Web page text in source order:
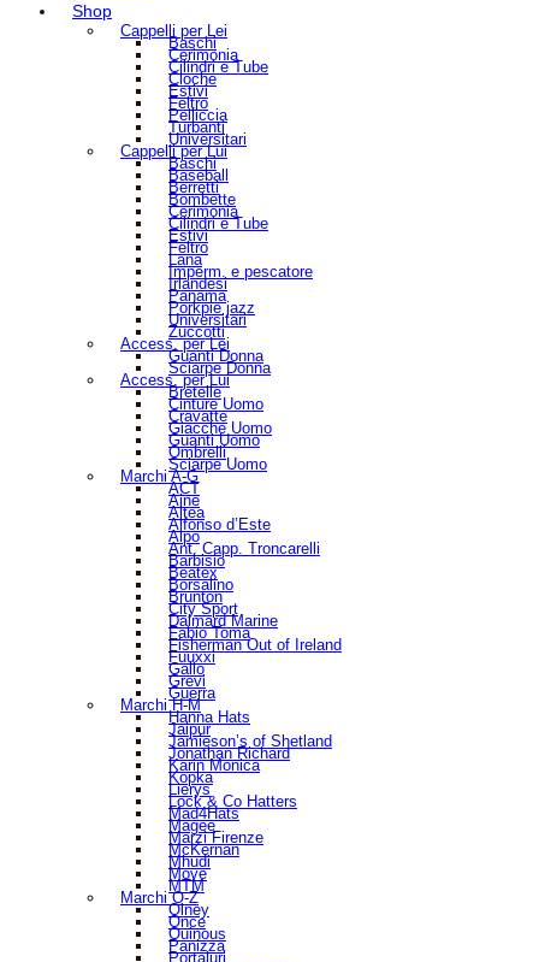
Shop
Cappelli per Lei
Baschi
Cerimonia
Cilindri e Tube
Cloche
Estivi
Feltro
Pelliccia
Turbanti
Universitari
Cappelli per Lui
Baschi
Baseball
Berretti
Bombette
Cerimonia
Cilindri e Tube
Estivi
Feltro
Lana
Imperm. e pescatore
Irlandesi
Panama
Porkpie jazz
Universitari
Zuccotti
Access. per Lei
Guanti Donna
Sciarpe Donna
Access. per Lui
Bretelle
Cinture Uomo
Cravatte
Giacche Uomo
Guanti Uomo
Ombrelli
Sciarpe Uomo
Marchi A-G
ACT
Aine
Altea
Alfonso d’Este
Alpo
Ant. Capp. Troncarelli
Barbisio
Beatex
Borsalino
Brunton
City Sport
Dalmard Marine
Fabio Toma
Fisherman Out of Ireland
Fuuxxi
Gallo
Grevi
Guerra
Marchi H-M
Hanna Hats
Jaipur
Jamieson’s of Shetland
Jonathan Richard
Karin Monica
Kopka
Lierys
Lock & Co Hatters
Mad4Hats
Magee
Marzi Firenze
McKernan
Mhudi
Move
MTM
Marchi O-Z
Olney
Once
Ouinous
Panizza
Portaluri